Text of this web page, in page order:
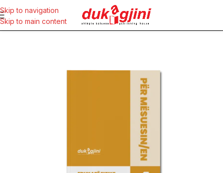
Skip to navigation
Skip to main content